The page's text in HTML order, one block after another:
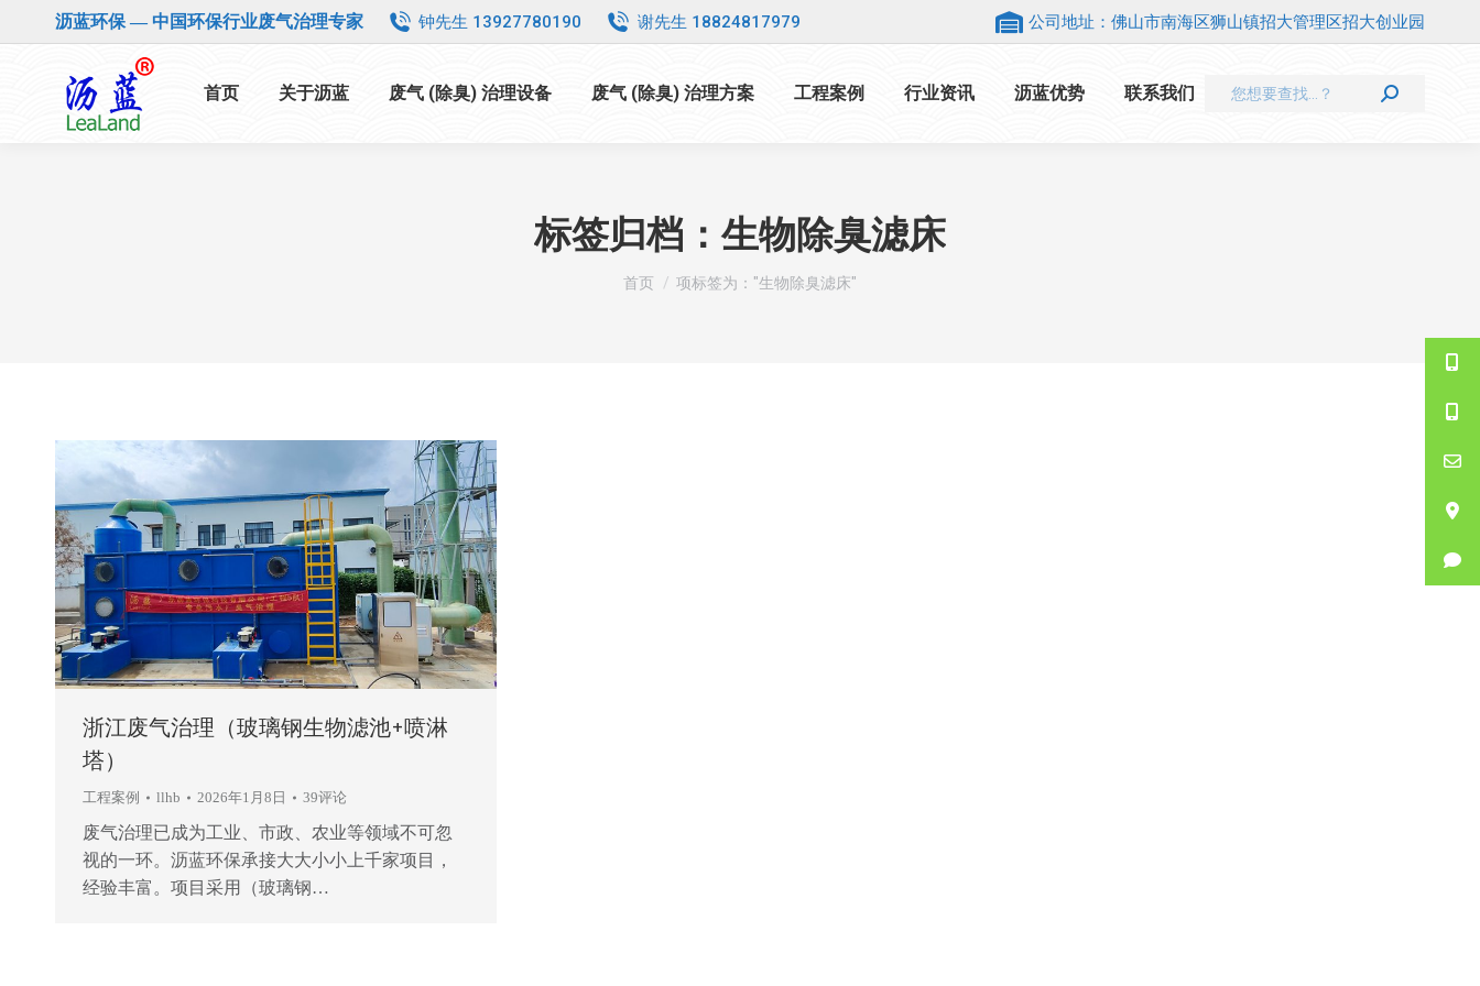
沥蓝环保 — 中国环保行业废气治理专家 钟先生 13927780190 谢先生 18824817979 公司地址：佛山市南海区狮山镇招大管理区招大创业园
首页 关于沥蓝 废气 (除臭) 治理设备 废气 (除臭) 治理方案 工程案例 行业资讯 沥蓝优势 联系我们 Search:
标签归档： 生物除臭滤床
您在这里：
首页 项标签为："生物除臭滤床"
浙江废气治理（玻璃钢生物滤池+喷淋
塔）
工程案例 llhb 2026年1月8日 39评论
废气治理已成为工业、市政、农业等领域不可忽
视的一环。沥蓝环保承接大大小小上千家项目，
经验丰富。项目采用（玻璃钢…